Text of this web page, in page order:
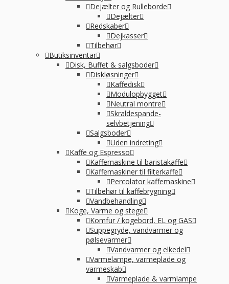
Dejælter og Rulleborde
Dejælter
Redskaber
Dejkasser
Tilbehør
Butiksinventar
Disk, Buffet & salgsboder
Diskløsninger
Kaffedisk
Modulopbygget
Neutral montre
Skraldespande-
selvbetjening
Salgsboder
Uden indreting
Kaffe og Espresso
Kaffemaskine til baristakaffe
Kaffemaskiner til filterkaffe
Percolator kaffemaskine
Tilbehør til kaffebrygning
Vandbehandling
Koge, Varme og stege
Komfur / kogebord, EL og GAS
Suppegryde, vandvarmer og
pølsevarmer
Vandvarmer og elkedel
Varmelampe, varmeplade og
varmeskab
Varmeplade & varmlampe